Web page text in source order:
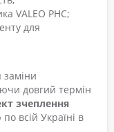
VALEO PHC;
для
заміни
довгий термін
зчеплення
всій Україні в